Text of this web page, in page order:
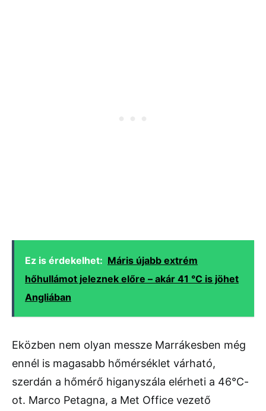
Ez is érdekelhet: Máris újabb extrém
hőhullámot jeleznek előre – akár 41 °C is jöhet
Angliában
Eközben nem olyan messze Marrákesben még
ennél is magasabb hőmérséklet várható,
szerdán a hőmérő higanyszála elérheti a 46°C-
ot. Marco Petagna, a Met Office vezető